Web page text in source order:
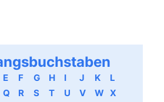
E F G H I J K
L
Q R S T U V W X